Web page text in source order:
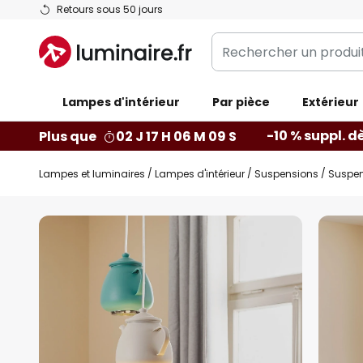
Retours sous 50 jours
Allez
contenu
Rechercher
un
catégorie...
Lampes d'intérieur Par pièce Extérieur
Plus que 02 J 17 H 06 M 08 S -10 % suppl.
Lampes et luminaires Lampes d'intérieur Suspensions
Skip